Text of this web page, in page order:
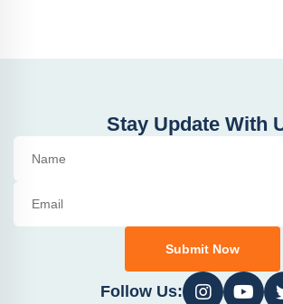
Stay Update With
Submit Now
Follow Us: